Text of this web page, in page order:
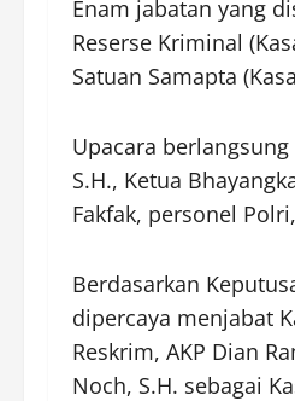
Enam jabatan yang
Reserse Kriminal
Satuan Samapta
Upacara
S.H., Ketua
Fakfak, personel
Berdasarkan
dipercaya menjabat
Reskrim, AKP Dian
Noch, S.H. sebagai